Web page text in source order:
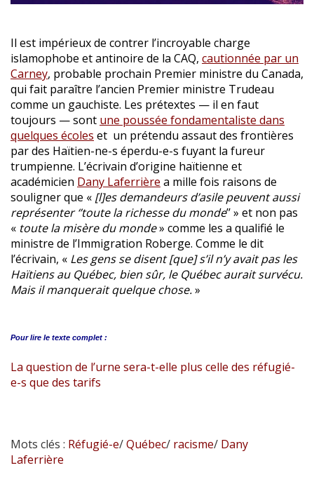
Il est impérieux de contrer l’incroyable charge
islamophobe et antinoire de la CAQ, cautionnée par un
Carney, probable prochain Premier ministre du Canada,
qui fait paraître l’ancien Premier ministre Trudeau
comme un gauchiste. Les prétextes — il en faut
toujours — sont une poussée fondamentaliste dans
quelques écoles et un prétendu assaut des frontières
par des Haïtien-ne-s éperdu-e-s fuyant la fureur
trumpienne. L’écrivain d’origine haïtienne et
académicien Dany Laferrière a mille fois raisons de
souligner que « [l]es demandeurs d’asile peuvent aussi
représenter ‘’toute la richesse du monde’’ » et non pas
« toute la misère du monde» comme les a qualifié le
ministre de l’Immigration Roberge. Comme le dit
l’écrivain, « Les gens se disent [que] s’il n’y avait pas les
Haïtiens au Québec, bien sûr, le Québec aurait survécu.
Mais il manquerait quelque chose.»
Pour lire le texte complet :
La question de l’urne sera-t-elle plus celle des réfugié-
e-s que des tarifs
Mots clés : Réfugié-e/Québec/ racisme/ Dany
Laferrière